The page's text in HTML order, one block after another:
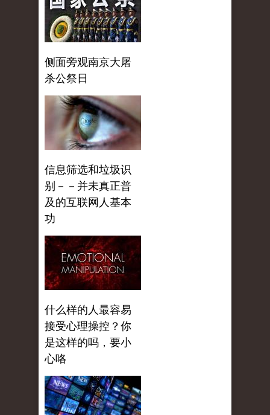
侧面旁观南京大屠
杀公祭日
信息筛选和垃圾识
别－－并未真正普
及的互联网人基本
功
什么样的人最容易
接受心理操控？你
是这样的吗，要小
心咯